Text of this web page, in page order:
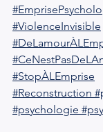
#ViolenceInvisible
#StopÀLEmprise
#Reconstruction
#psychologie